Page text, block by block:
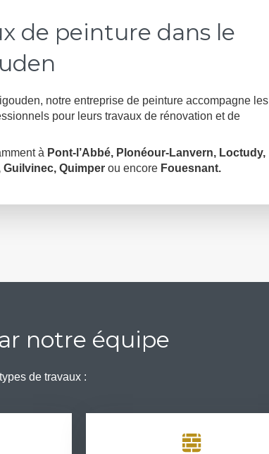
de peinture dans le
notre entreprise de peinture accompagne les
pour leurs travaux de rénovation et de
à Pont-l’Abbé, Plonéour-Lanvern, Loctudy,
Guilvinec, Quimper ou encore Fouesnant.
notre équipe
de travaux :